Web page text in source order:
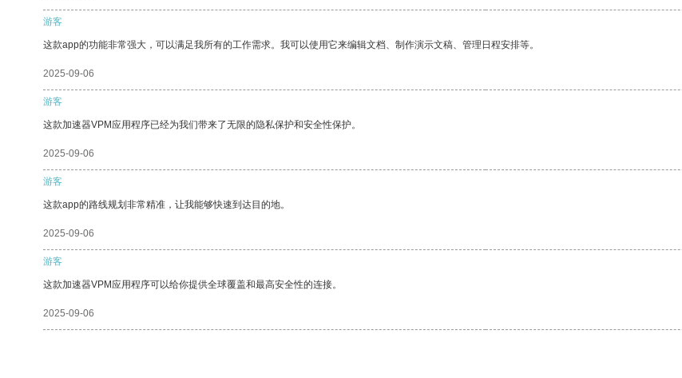
游客
这款app的功能非常强大，可以满足我所有的工作需求。我可以使用它来编辑文档、制作演示文稿、管理日程安排等。
2025-09-06
游客
这款加速器VPM应用程序已经为我们带来了无限的隐私保护和安全性保护。
2025-09-06
游客
这款app的路线规划非常精准，让我能够快速到达目的地。
2025-09-06
游客
这款加速器VPM应用程序可以给你提供全球覆盖和最高安全性的连接。
2025-09-06